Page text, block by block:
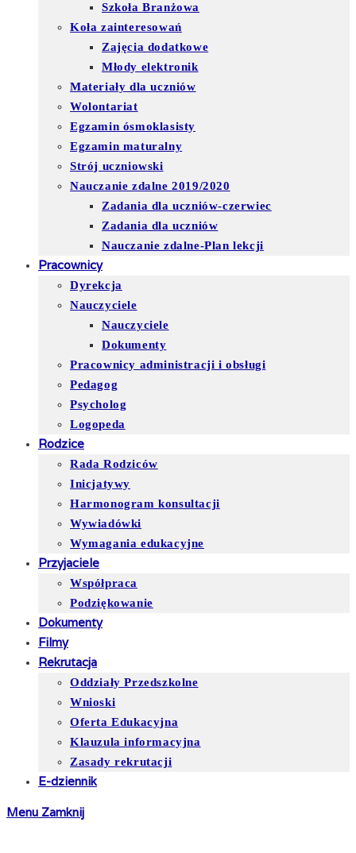
Szkoła Branżowa
Koła zainteresowań
Zajęcia dodatkowe
Młody elektronik
Materiały dla uczniów
Wolontariat
Egzamin ósmoklasisty
Egzamin maturalny
Strój uczniowski
Nauczanie zdalne 2019/2020
Zadania dla uczniów-czerwiec
Zadania dla uczniów
Nauczanie zdalne-Plan lekcji
Pracownicy
Dyrekcja
Nauczyciele
Nauczyciele
Dokumenty
Pracownicy administracji i obsługi
Pedagog
Psycholog
Logopeda
Rodzice
Rada Rodziców
Inicjatywy
Harmonogram konsultacji
Wywiadówki
Wymagania edukacyjne
Przyjaciele
Współpraca
Podziękowanie
Dokumenty
Filmy
Rekrutacja
Oddziały Przedszkolne
Wnioski
Oferta Edukacyjna
Klauzula informacyjna
Zasady rekrutacji
E-dziennik
Menu Zamknij